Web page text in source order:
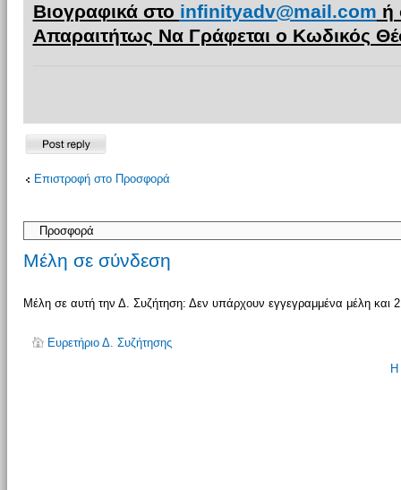
Βιογραφικά στο infinityadv@mail.com ή
Απαραιτήτως Να Γράφεται ο Κωδικός
Δημιουργία
απάντησης
Επιστροφή στο Προσφορά
Μέλη σε σύνδεση
Μέλη σε αυτή την Δ. Συζήτηση: Δεν υπάρχουν εγγεγραμμένα μέλη και 2
Ευρετήριο Δ. Συζήτησης
Η